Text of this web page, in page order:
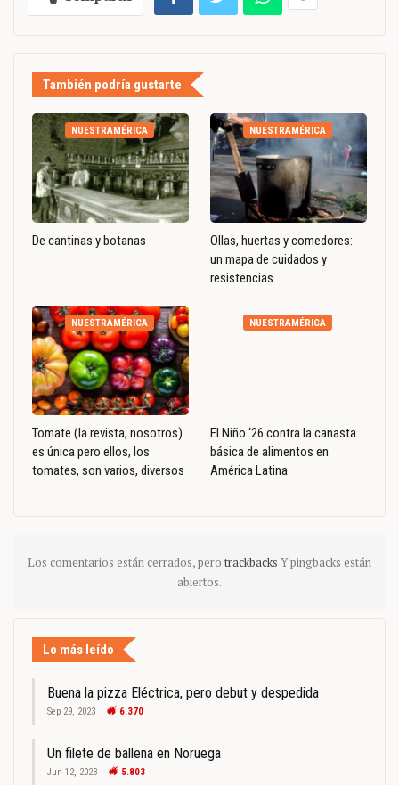
También podría gustarte
NUESTRAMÉRICA
De cantinas y botanas
NUESTRAMÉRICA
Ollas, huertas y comedores:
un mapa de cuidados y
resistencias
NUESTRAMÉRICA
Tomate (la revista, nosotros)
es única pero ellos, los
tomates, son varios, diversos
NUESTRAMÉRICA
El Niño ‘26 contra la canasta
básica de alimentos en
América Latina
Los comentarios están cerrados, pero trackbacks Y pingbacks están
abiertos.
Lo más leído
Buena la pizza Eléctrica, pero debut y despedida
Sep 29, 2023 6.370
Un filete de ballena en Noruega
Jun 12, 2023 5.803